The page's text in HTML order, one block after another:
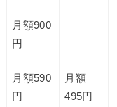
月額900
円
月額590
円
月額
495円